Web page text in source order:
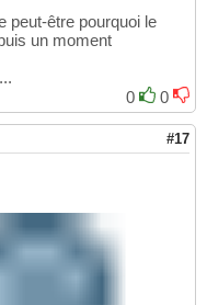
peut-être pourquoi le
un moment
0
0
#17